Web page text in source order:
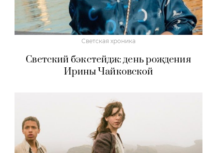
Светская хроника
Светский бэкстейдж: день рождения
Ирины Чайковской